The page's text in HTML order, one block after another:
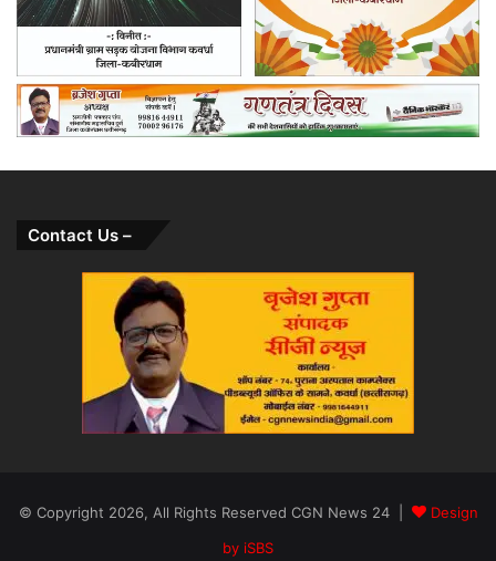
Contact Us –
© Copyright 2026, All Rights Reserved CGN News 24 |
Design
by iSBS